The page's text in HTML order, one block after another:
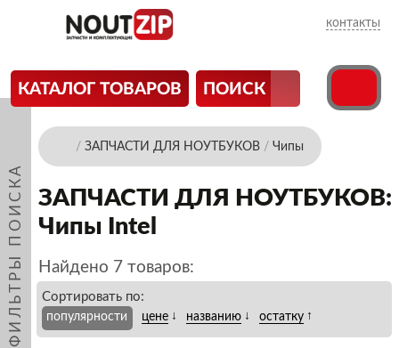
контакты
КАТАЛОГ ТОВАРОВ ПОИСК
ФИЛЬТРЫ ПОИСКА
/ ЗАПЧАСТИ ДЛЯ НОУТБУКОВ / Чипы
ЗАПЧАСТИ ДЛЯ НОУТБУКОВ:
Чипы Intel
Найдено 7 товаров:
Сортировать по:
популярности цене ↓ названию ↓ остатку ↑